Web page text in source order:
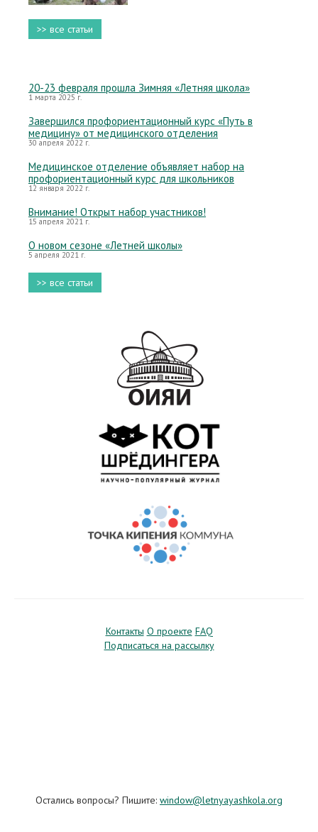
>> все статьи
20-23 февраля прошла Зимняя «Летняя школа»
1 марта 2025 г.
Завершился профориентационный курс «Путь в
медицину» от медицинского отделения
30 апреля 2022 г.
Медицинское отделение объявляет набор на
профориентационный курс для школьников
12 января 2022 г.
Внимание! Открыт набор участников!
15 апреля 2021 г.
О новом сезоне «Летней школы»
5 апреля 2021 г.
>> все статьи
Контакты О проекте FAQ
Подписаться на рассылку
Остались вопросы? Пишите: window@letnyayashkola.org